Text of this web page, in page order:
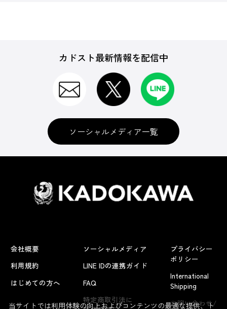
よくあるお問い合わせ
カドスト最新情報を配信中
ソーシャルメディア一覧
会社概要
利用規約
はじめての方へ
ソーシャルメディア
LINE IDの連携ガイド
FAQ
特定商取引法に
プライバシー
ポリシー
International
Shipping
お問い合わせ/
当サイトでは利用体験の向上およびコンテンツの最適な提供、ト